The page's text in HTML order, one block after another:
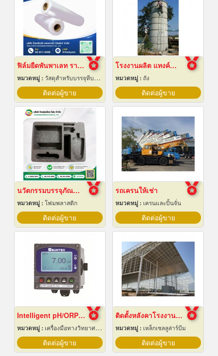
ฟิล์มยืดพันพาเลท ราคาส่ง
หมวดหมู่ : วัสดุสำหรับบรรจุหีบห่อเครื่องจักรกล
ติดต่อผู้ขาย
โรงงานผลิต แทงค์น้ำคอนกรีตสำเร็จรูป
หมวดหมู่ : ถัง
ติดต่อผู้ขาย
นวัตกรรมบรรจุภัณฑ์ Epe Foam
หมวดหมู่ : โฟมพลาสติก
ติดต่อผู้ขาย
รถเครนให้เช่า
หมวดหมู่ : เครนและปั้นจั่น
ติดต่อผู้ขาย
Intelligent pH/ORP Transmitter PC-3110 Series
หมวดหมู่ : เครื่องมือทางวิทยาศาสตร์
ติดต่อผู้ขาย
ติดตั้งหลังคาโรงงานเซลลูล่าร์บีม
หมวดหมู่ : เหล็กเซลลูล่าร์บีม
ติดต่อผู้ขาย